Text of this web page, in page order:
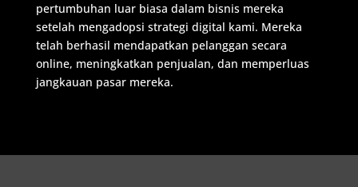
pertumbuhan luar biasa dalam bisnis mereka
setelah mengadopsi strategi digital kami. Mereka
telah berhasil mendapatkan pelanggan secara
online, meningkatkan penjualan, dan memperluas
jangkauan pasar mereka.